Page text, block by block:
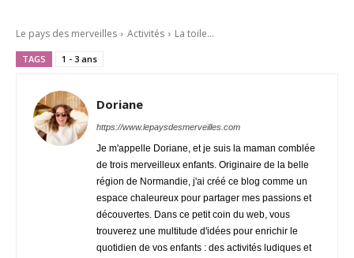
Le pays des merveilles Activités La toile...
TAGS 1 - 3 ans
Doriane
https://www.lepaysdesmerveilles.com
Je m'appelle Doriane, et je suis la maman comblée
de trois merveilleux enfants. Originaire de la belle
région de Normandie, j'ai créé ce blog comme un
espace chaleureux pour partager mes passions et
découvertes. Dans ce petit coin du web, vous
trouverez une multitude d'idées pour enrichir le
quotidien de vos enfants : des activités ludiques et